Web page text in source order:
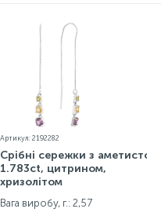
Артикул: 2192282
Срібні сережки з аметистом
1.783ct, цитрином,
хризолітом
Вага виробу, г.: 2,57